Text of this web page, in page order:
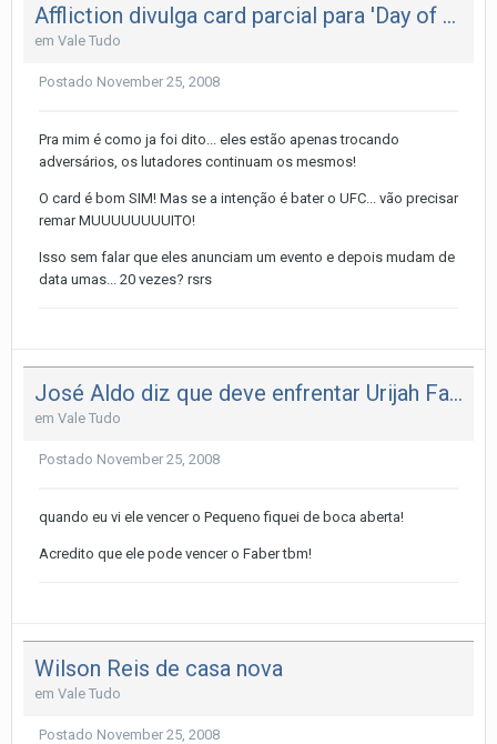
Affliction divulga card parcial para 'Day of Reckoning'
em Vale Tudo
Postado November 25, 2008
Pra mim é como ja foi dito... eles estão apenas trocando
adversários, os lutadores continuam os mesmos!
O card é bom SIM! Mas se a intenção é bater o UFC... vão precisar
remar MUUUUUUUUITO!
Isso sem falar que eles anunciam um evento e depois mudam de
data umas... 20 vezes? rsrs
José Aldo diz que deve enfrentar Urijah Faber
em Vale Tudo
Postado November 25, 2008
quando eu vi ele vencer o Pequeno fiquei de boca aberta!
Acredito que ele pode vencer o Faber tbm!
Wilson Reis de casa nova
em Vale Tudo
Postado November 25, 2008